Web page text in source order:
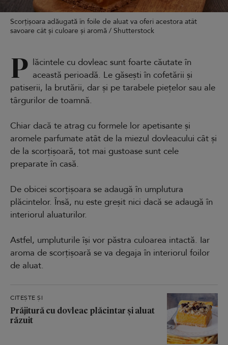
Scorțișoara adăugată în foile de aluat va oferi acestora atât
savoare cât și culoare și aromă / Shutterstock
P lăcintele cu dovleac sunt foarte căutate în
această perioadă. Le găsești în cofetării și
patiserii, la brutării, dar și pe tarabele piețelor sau ale
târgurilor de toamnă.
Chiar dacă te atrag cu formele lor apetisante și
aromele parfumate atât de la miezul dovleacului cât și
de la scorțișoară, tot mai gustoase sunt cele
preparate în casă.
De obicei scorțișoara se adaugă în umplutura
plăcintelor. Însă, nu este greșit nici dacă se adaugă în
interiorul aluaturilor.
Astfel, umpluturile își vor păstra culoarea intactă. Iar
aroma de scorțișoară se va degaja în interiorul foilor
de aluat.
CITEȘTE ȘI
Prăjitură cu dovleac plăcintar și aluat
răzuit